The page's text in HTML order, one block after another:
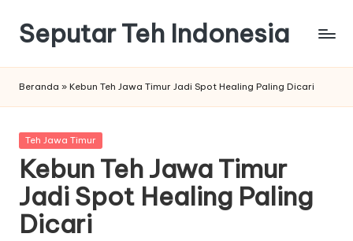
Skip
content
Seputar Teh Indonesia
Teh
Beranda » Kebun Teh Jawa Timur Jadi Spot Healing Paling Dicari
Posted
Teh Jawa Timur
Kebun Teh Jawa Timur
Jadi Spot Healing Paling
Dicari